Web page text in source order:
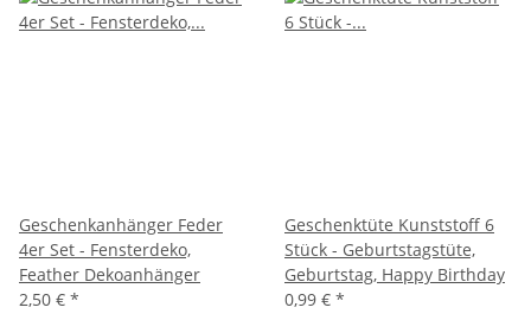
Geschenkanhänger Feder
4er Set - Fensterdeko,
Feather Dekoanhänger
2,50 € *
Geschenktüte Kunststoff 6
Stück - Geburtstagstüte,
Geburtstag, Happy Birthday
0,99 € *